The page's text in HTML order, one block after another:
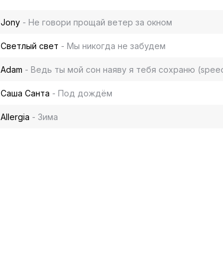
Jony - Не говори прощай ветер за окном
Светлый свет - Мы никогда не забудем
Adam - Ведь ты мой сон наяву я тебя сохраню
Саша Санта - Под дождём
Allergia - Зима